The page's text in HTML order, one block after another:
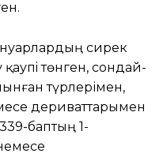
сирек
қаупi төнген, сондай-
түрлерімен,
дериваттарымен
баптың 1-